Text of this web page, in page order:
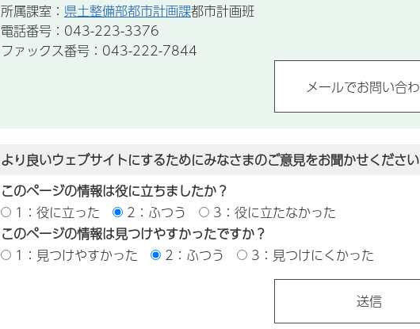
所属課室： 県土整備部都市計画課都市計画班
電話番号：043-223-3376
ファックス番号：043-222-7844
より良いウェブサイトにするためにみなさまのご意見をお聞かせください
このページの情報は役に立ちましたか？
1：役に立った
2：ふつう
3：役に立たなかった
このページの情報は見つけやすかったですか？
1：見つけやすかった
2：ふつう 3：見つけにくかった